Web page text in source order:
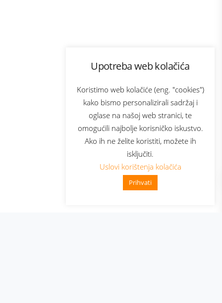
Upotreba web kolačića
Koristimo web kolačiće (eng. "cookies")
kako bismo personalizirali sadržaj i
oglase na našoj web stranici, te
omogućili najbolje korisničko iskustvo.
Ako ih ne želite koristiti, možete ih
isključiti.
Uslovi korištenja kolačića
Prihvati
👋 Zdravo, kako mogu pomoći
Bonus plus
Prijava za newsletter